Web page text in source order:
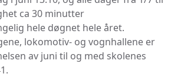
ca 30 minutter
hele døgnet hele året.
lokomotiv- og vognhallene er
av juni til og med skolenes